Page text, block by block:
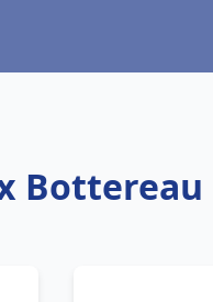
Bottereau